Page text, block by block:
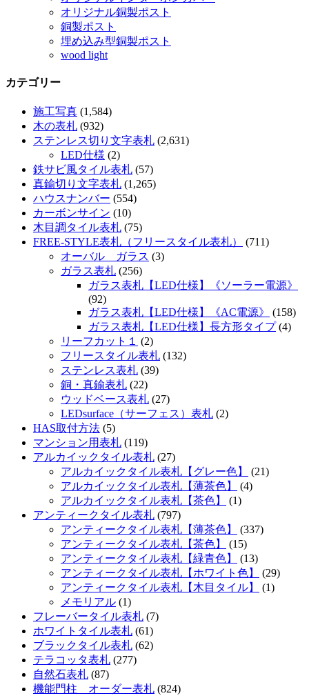
オリジナル銅製ポスト
銅製ポスト
埋め込み型銅製ポスト
wood light
カテゴリー
施工写真 (1,584)
木の表札 (932)
ステンレス切り文字表札 (2,631)
LED仕様 (2)
鉄サビ風タイル表札 (57)
真鍮切り文字表札 (1,265)
ハウスナンバー (554)
カーボンサイン (10)
木目調タイル表札 (75)
FREE-STYLE表札（フリースタイル表札）
(711)
オーバル ガラス (3)
ガラス表札 (256)
ガラス表札【LED仕様】《ソーラー電源》
(92)
ガラス表札【LED仕様】《AC電源》
(158)
ガラス表札【LED仕様】長方形タイプ(4)
リーフカット１
(2)
フリースタイル表札 (132)
ステンレス表札 (39)
銅・真鍮表札 (22)
ウッドベース表札 (27)
LEDsurface（サーフェス）表札 (2)
HAS取付方法 (5)
マンション用表札 (119)
アルカイックタイル表札 (27)
アルカイックタイル表札【グレー色】
(21)
アルカイックタイル表札【薄茶色】
(4)
アルカイックタイル表札【茶色】
(1)
アンティークタイル表札 (797)
アンティークタイル表札【薄茶色】
(337)
アンティークタイル表札【茶色】
(15)
アンティークタイル表札【緑青色】
(13)
アンティークタイル表札【ホワイト色】
(29)
アンティークタイル表札【木目タイル】
(1)
メモリアル (1)
フレーバータイル表札 (7)
ホワイトタイル表札 (61)
ブラックタイル表札 (62)
テラコッタ表札 (277)
自然石表札 (87)
機能門柱 オーダー表札 (824)